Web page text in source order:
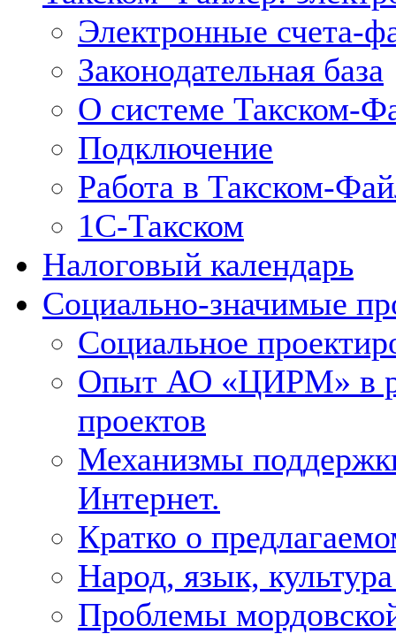
Электронные счета-
Законодательная база
О системе Такском-
Подключение
Работа в Такском-
1С-Такском
Налоговый календарь
Социально-значимые
Социальное
Опыт АО «ЦИРМ» в
проектов
Механизмы
Интернет.
Кратко о
Народ, язык,
Проблемы